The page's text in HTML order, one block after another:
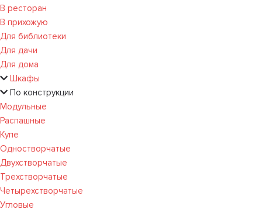
В ресторан
В прихожую
Для библиотеки
Для дачи
Для дома
Шкафы
По конструкции
Модульные
Распашные
Купе
Одностворчатые
Двухстворчатые
Трехстворчатые
Четырехстворчатые
Угловые